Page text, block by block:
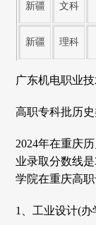
新疆 文科
新疆 理科
广东机电职业
高职专科批历
2024年在重庆
业录取分数线
学院在重庆高
1、工业设计(办